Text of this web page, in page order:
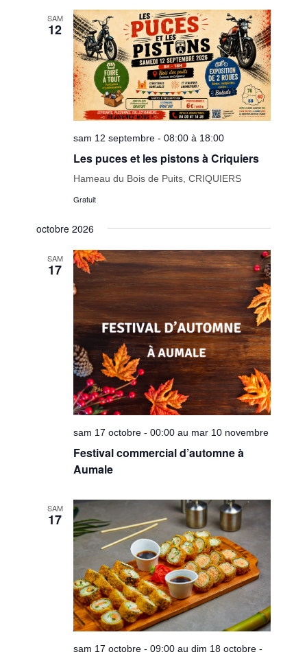
SAM
12
sam 12 septembre - 08:00 à 18:00
Les puces et les pistons à Criquiers
Hameau du Bois de Puits, CRIQUIERS
Gratuit
octobre 2026
SAM
17
sam 17 octobre - 00:00 au mar 10 novembre
Festival commercial d’automne à
Aumale
SAM
17
sam 17 octobre - 09:00 au dim 18 octobre -